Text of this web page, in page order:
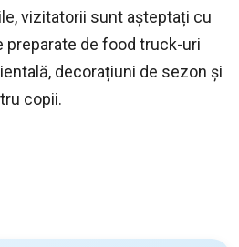
vizitatorii sunt așteptați cu
preparate de food truck-uri
decorațiuni de sezon și
copii.